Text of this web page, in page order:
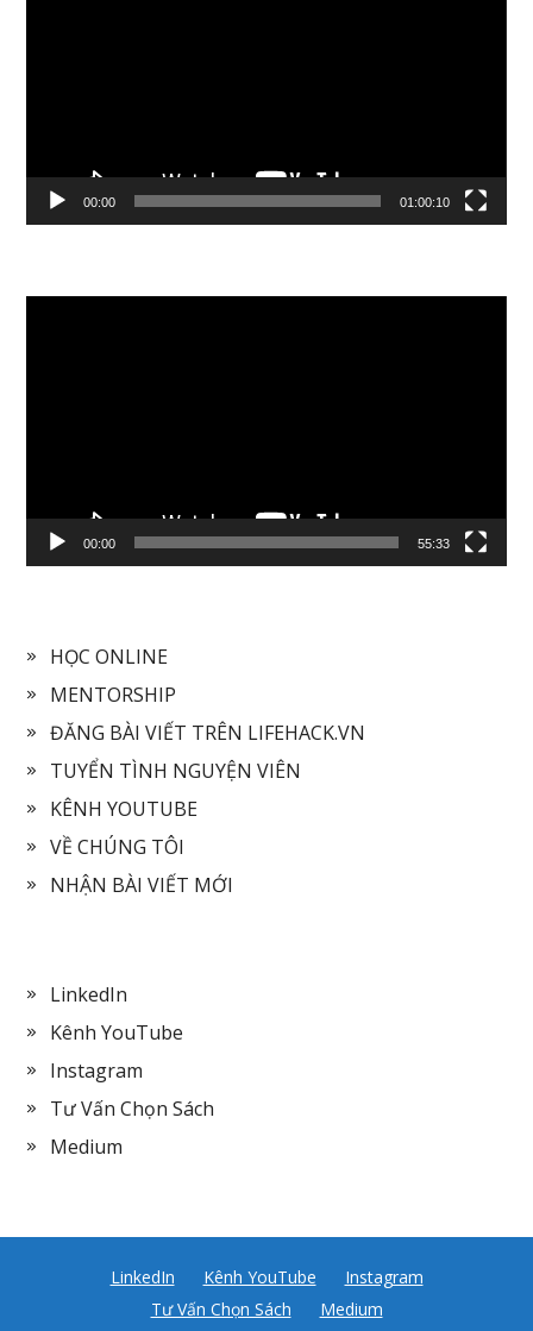
00:00 01:00:10
00:00 55:33
HỌC ONLINE
MENTORSHIP
ĐĂNG BÀI VIẾT TRÊN LIFEHACK.VN
TUYỂN TÌNH NGUYỆN VIÊN
KÊNH YOUTUBE
VỀ CHÚNG TÔI
NHẬN BÀI VIẾT MỚI
LinkedIn
Kênh YouTube
Instagram
Tư Vấn Chọn Sách
Medium
LinkedIn Kênh YouTube
Instagram
Tư Vấn Chọn Sách
Medium